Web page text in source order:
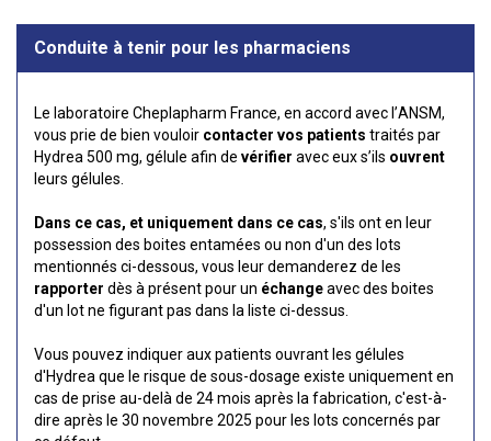
Conduite à tenir pour les pharmaciens
Le laboratoire Cheplapharm France, en accord avec l’ANSM,
vous prie de bien vouloir contacter vos patients traités par
Hydrea 500 mg, gélule afin de vérifier avec eux s’ils ouvrent
leurs gélules.
Dans ce cas, et uniquement dans ce cas, s'ils ont en leur
possession des boites entamées ou non d'un des lots
mentionnés ci-dessous, vous leur demanderez de les
rapporter dès à présent pour un échangeavec des boites
d'un lot ne figurant pas dans la liste ci-dessus.
Vous pouvez indiquer aux patients ouvrant les gélules
d'Hydrea que le risque de sous-dosage existe uniquement en
cas de prise au-delà de 24 mois après la fabrication, c'est-à-
dire après le 30 novembre 2025 pour les lots concernés par